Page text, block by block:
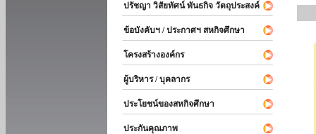
ปรัชญา วิสัยทัศน์ พันธกิจ วัตถุประสงค์
ข้อบังคับฯ / ประกาศฯ สหกิจศึกษา
โครงสร้างองค์กร
ผู้บริหาร / บุคลากร
ประโยชน์ของสหกิจศึกษา
ประกันคุณภาพ